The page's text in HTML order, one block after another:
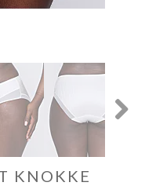
KNOKKE